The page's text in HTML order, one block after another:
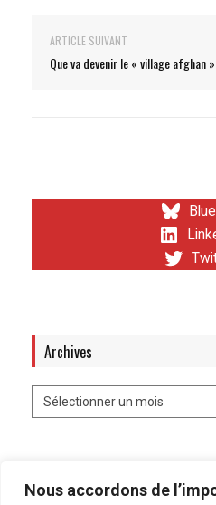
Nous accordons de
ARTICLE SUIVANT
Que va devenir le « village afghan
Archives